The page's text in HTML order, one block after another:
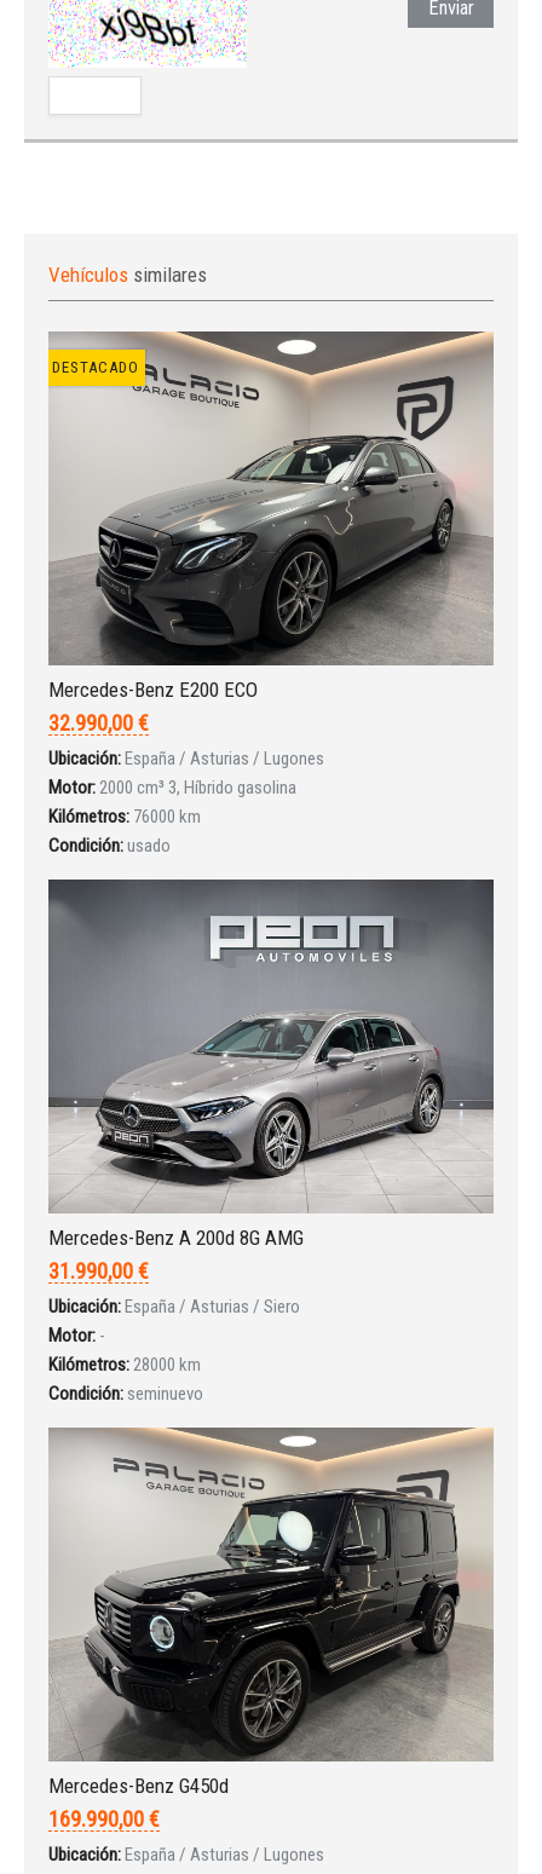
Iniciar sesión
¿Ha olvidado la contraseña?
Enviar
Vehículos similares
DESTACADO
Mercedes-Benz E200 ECO
32.990,00 €
Ubicación:España / Asturias / Lugones
Motor:2000 cm³ 3, Híbrido gasolina
Kilómetros: 76000 km
Condición:usado
Mercedes-Benz A 200d 8G AMG
31.990,00 €
Ubicación:España / Asturias / Siero
Motor: -
Kilómetros:28000 km
Condición: seminuevo
Mercedes-Benz G450d
169.990,00 €
Ubicación:España / Asturias / Lugones